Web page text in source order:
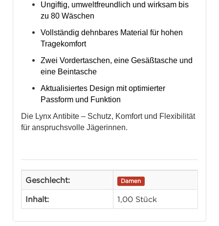
Ungiftig, umweltfreundlich und wirksam bis
zu 80 Wäschen
Vollständig dehnbares Material für hohen
Tragekomfort
Zwei Vordertaschen, eine Gesäßtasche und
eine Beintasche
Aktualisiertes Design mit optimierter
Passform und Funktion
Die Lynx Antibite – Schutz, Komfort und Flexibilität
für anspruchsvolle Jägerinnen.
Geschlecht: Damen
Inhalt: 1,00 Stück